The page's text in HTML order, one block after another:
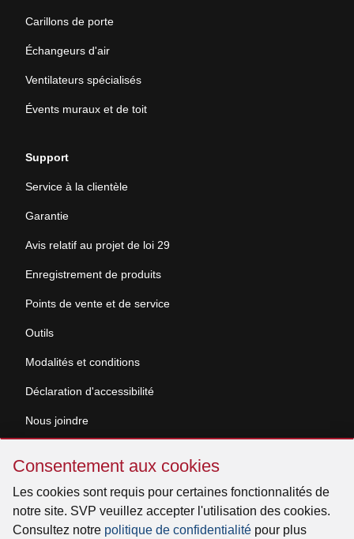
Consentement
aux
cookies
Consentement aux cookies
Les cookies sont requis pour certaines fonctionnalités de
notre site. SVP veuillez accepter l'utilisation des cookies.
Consultez notre politique de confidentialité pour plus
Carillons de porte
Échangeurs d'air
Ventilateurs spécialisés
Évents muraux et de toit
Support
Service à la clientèle
Garantie
Avis relatif au projet de loi 29
Enregistrement de produits
Points de vente et de service
Outils
Modalités et conditions
Déclaration d'accessibilité
Nous joindre
© 2026 Venmar Ventilation ULC Tous droits réservés.